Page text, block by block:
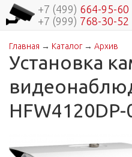
+7 (499) 664-95-60
+7 (999) 768-30-52
Вы здесь
Главная → Каталог→ Архив
Установка
HFW4120DP-